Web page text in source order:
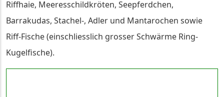
Riffhaie, Meeresschildkröten, Seepferdchen,
Barrakudas, Stachel-, Adler und Mantarochen sowie
Riff-Fische (einschliesslich grosser Schwärme Ring-
Kugelfische).